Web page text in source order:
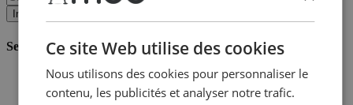
Inscription
Service client
Commander chez Emob
Modalités de paiement
Ce site Web utilise des cookies
Nous utilisons des cookies pour personnaliser le
contenu, les publicités et analyser notre trafic.